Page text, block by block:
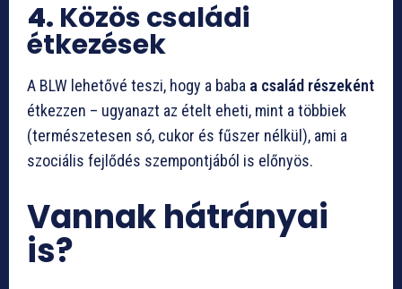
4. Közös családi
étkezések
A BLW lehetővé teszi, hogy a baba a család részeként
étkezzen – ugyanazt az ételt eheti, mint a többiek
(természetesen só, cukor és fűszer nélkül), ami a
szociális fejlődés szempontjából is előnyös.
Vannak hátrányai
is?